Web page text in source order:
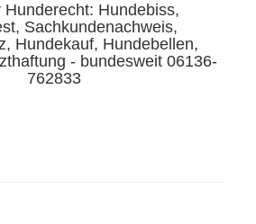
Hunderecht: Hundebiss,
Sachkundenachweis,
Hundekauf, Hundebellen,
- bundesweit 06136-
762833